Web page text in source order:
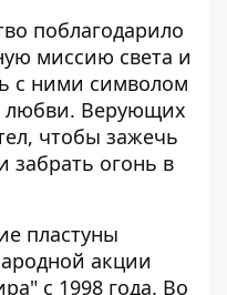
поблагодарило
миссию света и
с ними символом
любви. Верующих
чтобы зажечь
забрать огонь в
пластуны
акции
с 1998 года. Во